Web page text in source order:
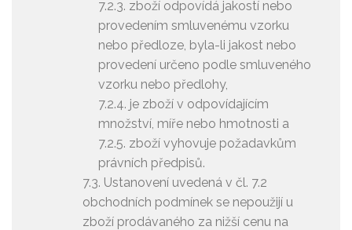
7.2.3. zboží odpovídá jakostí nebo
provedením smluvenému vzorku
nebo předloze, byla-li jakost nebo
provedení určeno podle smluveného
vzorku nebo předlohy,
7.2.4. je zboží v odpovídajícím
množství, míře nebo hmotnosti a
7.2.5. zboží vyhovuje požadavkům
právních předpisů.
7.3. Ustanovení uvedená v čl. 7.2
obchodních podmínek se nepoužijí u
zboží prodávaného za nižší cenu na